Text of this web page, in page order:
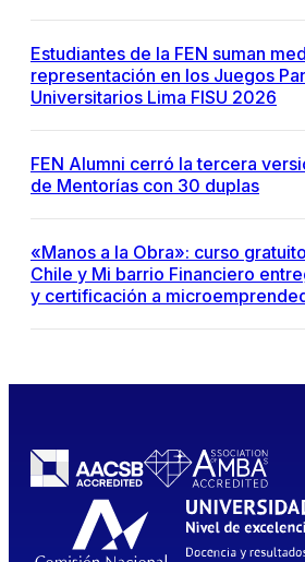
Estudiantes de la FEN suman
representación en los Juegos
Universitarios Lima FISU 2026
FEN Alumni cerró la tercera
de Mentorías con 30 duplas
«Manos a la Obra»: curso
Chile y Mi barrio Financiero
y certificación a